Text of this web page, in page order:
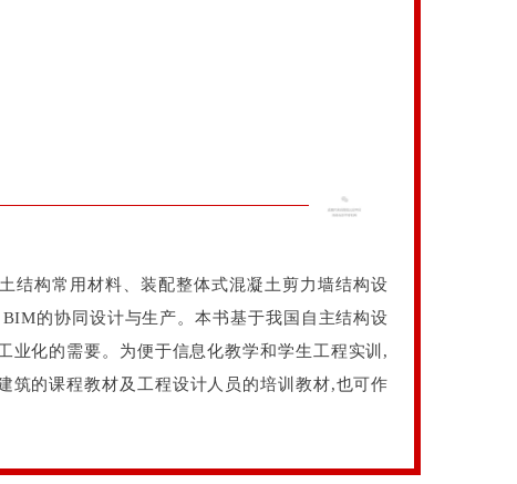
结构常用材料、装配整体式混凝土剪力墙结构设
的协同设计与生产。本书基于我国自主结构设
化的需要。为便于信息化教学和学生工程实训,
筑的课程教材及工程设计人员的培训教材,也可作